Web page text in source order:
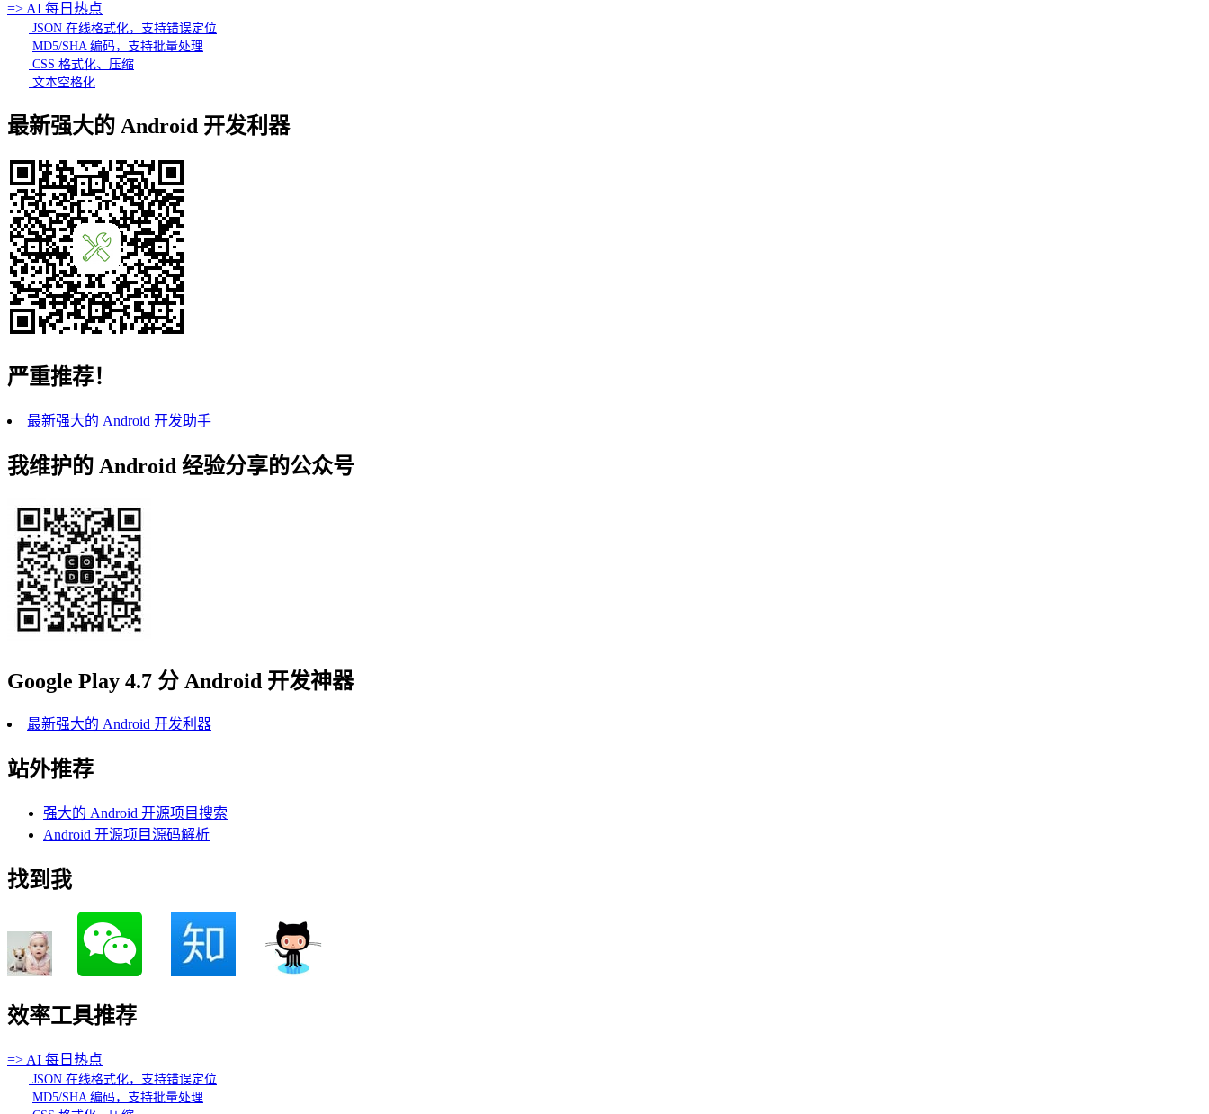
=> AI 每日热点
JSON 在线格式化，支持错误定位
MD5/SHA 编码，支持批量处理
CSS 格式化、压缩
文本空格化
最新强大的 Android 开发利器
严重推荐！
最新强大的 Android 开发助手
我维护的 Android 经验分享的公众号
Google Play 4.7 分 Android 开发神器
最新强大的 Android 开发利器
站外推荐
强大的 Android 开源项目搜索
Android 开源项目源码解析
找到我
效率工具推荐
=> AI 每日热点
JSON 在线格式化，支持错误定位
MD5/SHA 编码，支持批量处理